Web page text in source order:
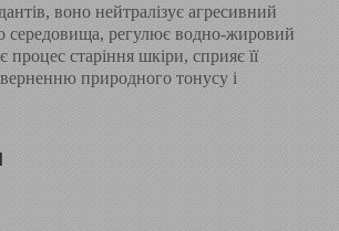
воно нейтралізує агресивний
середовища, регулює водно-жировий
процес старіння шкіри, сприяє її
природного тонусу і